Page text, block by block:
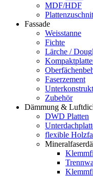
MDF/HDF
Fassade
Weisstanne
Fichte
Lärche /
Faserzement
Zubehör
Dämmung &
DWD Platten
flexible